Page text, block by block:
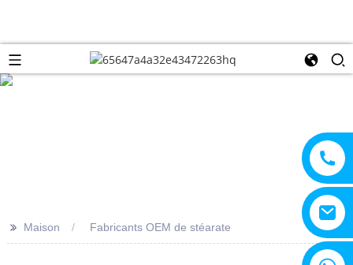
>> Maison Fabricants OEM de stéarate